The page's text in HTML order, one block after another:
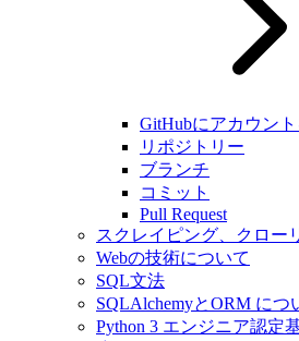
GitHubにアカウント
リポジトリー
ブランチ
コミット
Pull Request
スクレイピング、クロー
Webの技術について
SQL文法
SQLAlchemyとORM につ
Python 3 エンジニア認定